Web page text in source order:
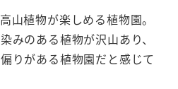
山植物が楽しめる植物園。
みのある植物が沢山あり、
りがある植物園だと感じて